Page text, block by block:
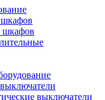
шкафов
выключатели